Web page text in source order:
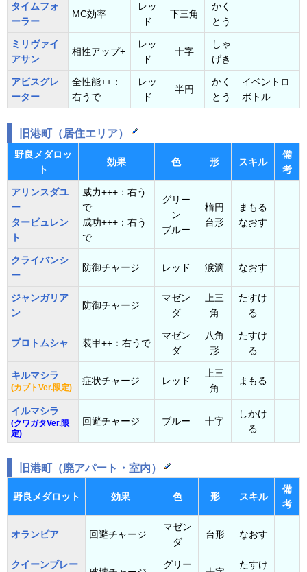
タイムフォ
ーラー
MC効率
レッ
ド
下三角
かく
とう
ミリヴァイ
アサン
相性アップ+
レッ
ド
十字
しゃ
げき
アビスグレ
ーター
全性能++：
右うで
レッ
ド
半円
かく
とう
イベントロ
ボトル
旧港町（居住エリア）
野良メダロッ
ト
効果 色 形 スキル
備
考
アリンスダユ
ー
タービュレン
ト
威力+++：右う
で
成功+++：右う
で
グリー
ン
ブルー
楕円
台形
まもる
なおす
クライバンシ
ー
防御チャージ レッド 涙滴 なおす
ジャンガリア
ン
防御チャージ
マゼン
ダ
上三
角
たすけ
る
プロトムシャ 装甲++：右うで
マゼン
ダ
八角
形
たすけ
る
キルマシラ
(カブトVer.限定)
症状チャージ レッド
上三
角
まもる
イルマシラ
(クワガタVer.限
定)
回避チャージ ブルー 十字
しかけ
る
旧港町（廃アパート・室内）
野良メダロット 効果 色 形 スキル
備
考
オランピア 回避チャージ
マゼン
ダ
台形 なおす
クイーンブレー グリー たすけ